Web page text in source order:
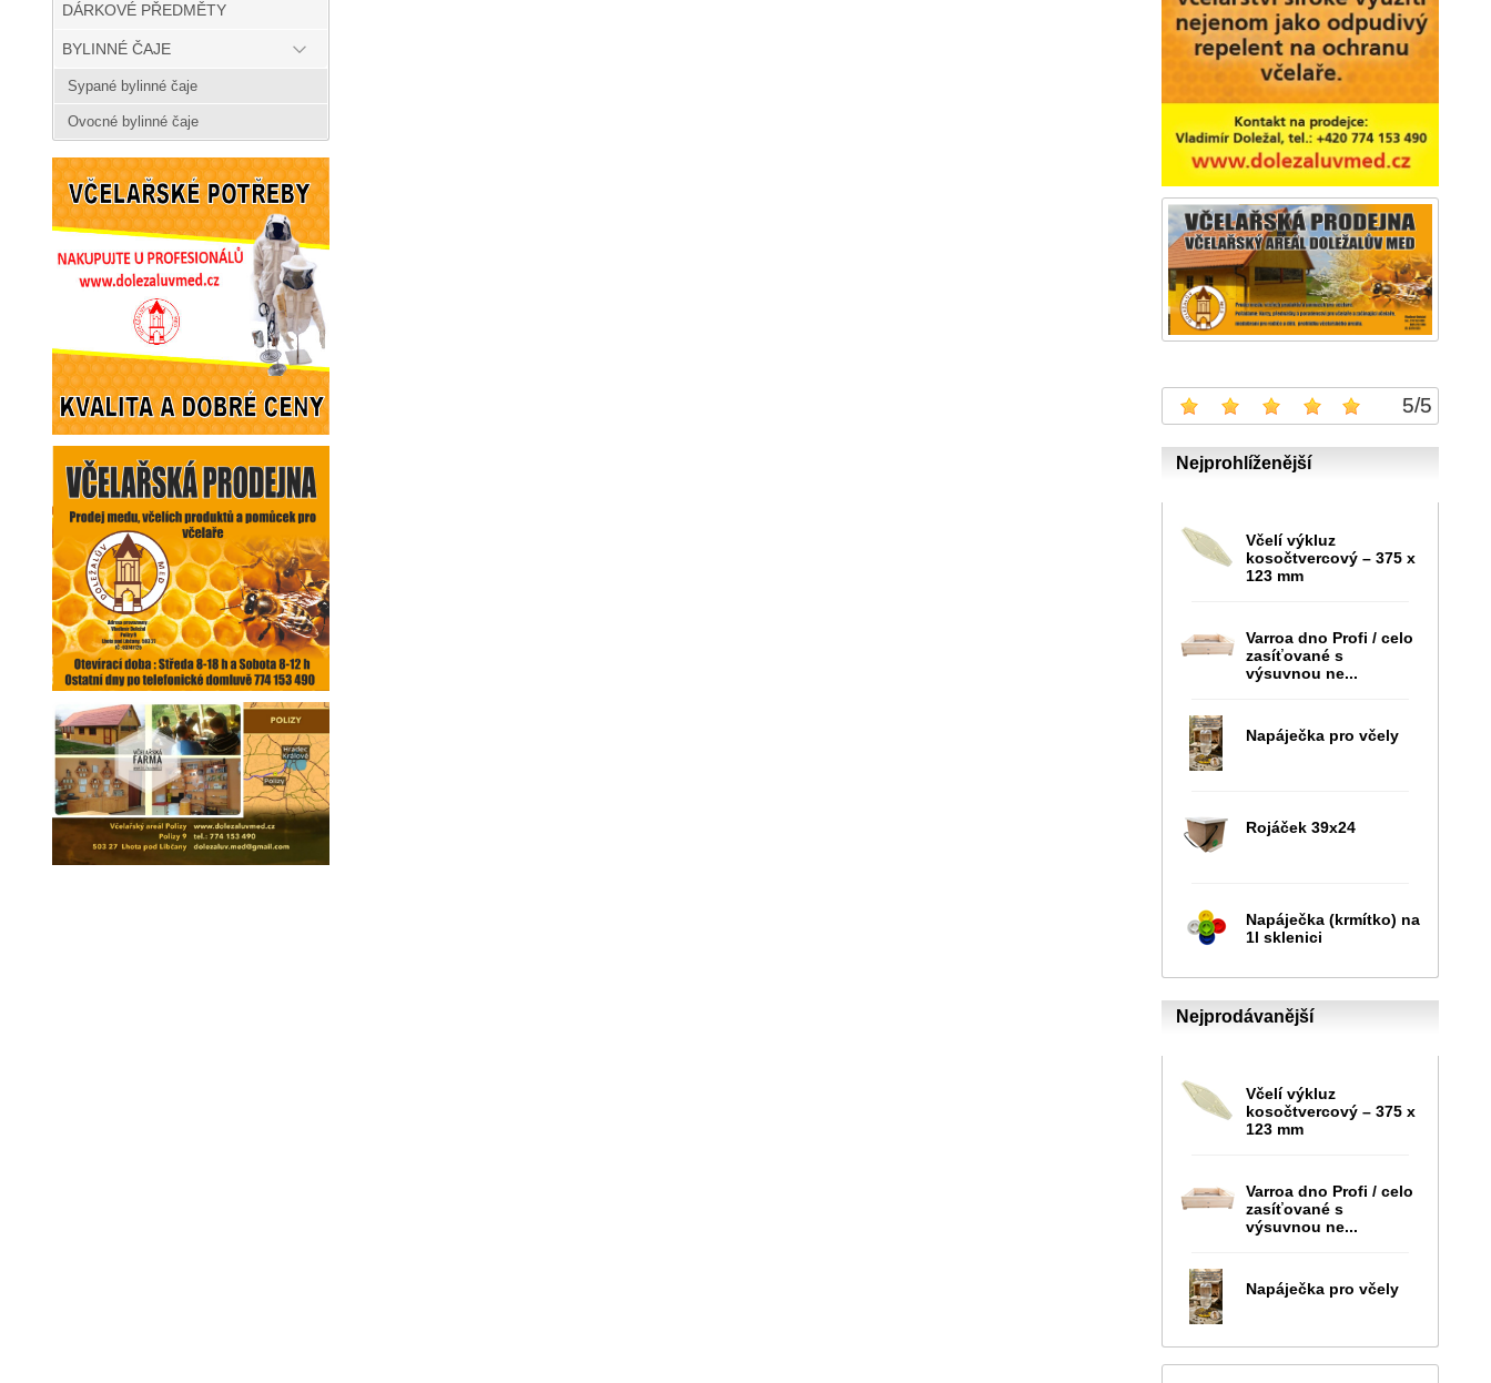
DÁRKOVÉ PŘEDMĚTY
BYLINNÉ ČAJE
Sypané bylinné čaje
Ovocné bylinné čaje
5/5
Nejprohlíženější
Včelí výkluz
kosočtvercový – 375 x
123 mm
Varroa dno Profi / celo
zasíťované s
výsuvnou ne...
Napáječka pro včely
Rojáček 39x24
Napáječka (krmítko) na
1l sklenici
Nejprodávanější
Včelí výkluz
kosočtvercový – 375 x
123 mm
Varroa dno Profi / celo
zasíťované s
výsuvnou ne...
Napáječka pro včely